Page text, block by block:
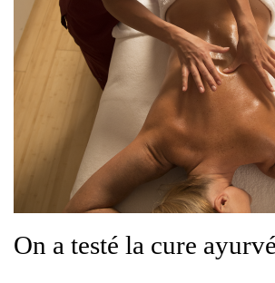
On a testé la cure